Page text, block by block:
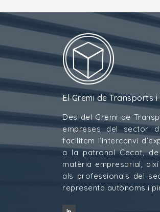
El Gremi de Transports
Des del Gremi de
empreses del sector
facilitem l’intercanvi
a la patronal Cecot,
matèria empresarial,
als professionals del
representa autònoms i